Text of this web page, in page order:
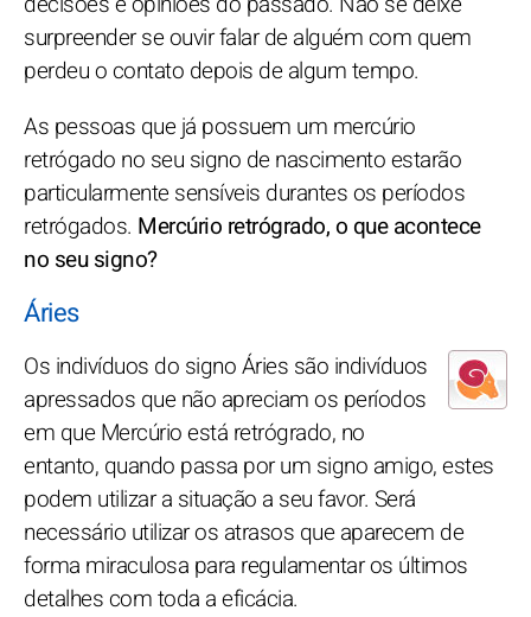
surpreender se ouvir falar de alguém com quem
perdeu o contato depois de algum tempo.
As pessoas que já possuem um mercúrio
retrógado no seu signo de nascimento estarão
particularmente sensíveis durantes os períodos
retrógados. Mercúrio retrógrado, o que acontece
no seu signo?
Áries
Os indivíduos do signo Áries são indivíduos
apressados que não apreciam os períodos
em que Mercúrio está retrógrado, no
entanto, quando passa por um signo amigo, estes
podem utilizar a situação a seu favor. Será
necessário utilizar os atrasos que aparecem de
forma miraculosa para regulamentar os últimos
detalhes com toda a eficácia.